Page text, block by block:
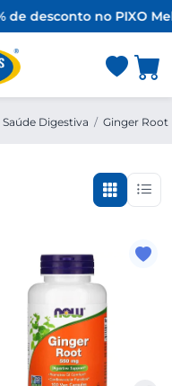
de desconto no PIXO
Saúde Digestiva / Ginger Root